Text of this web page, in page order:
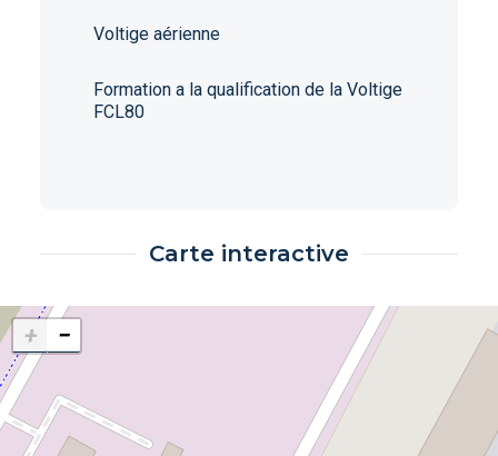
Voltige aérienne
Formation a la qualification de la Voltige
FCL80
Carte interactive
+ −